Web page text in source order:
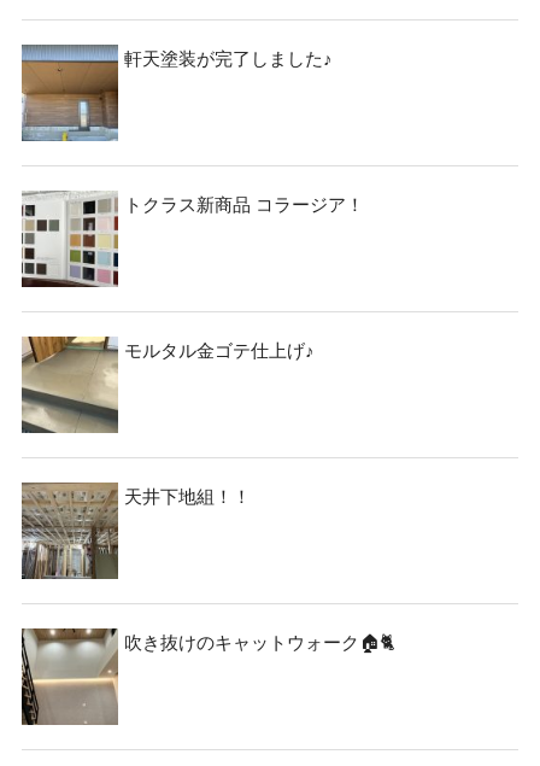
軒天塗装が完了しました♪
トクラス新商品 コラージア！
モルタル金ゴテ仕上げ♪
天井下地組！！
吹き抜けのキャットウォーク🏠🐈